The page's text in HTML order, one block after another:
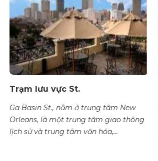
Trạm lưu vực St.
Ga Basin St., nằm ở trung tâm New
Orleans, là một trung tâm giao thông
lịch sử và trung tâm văn hóa,...